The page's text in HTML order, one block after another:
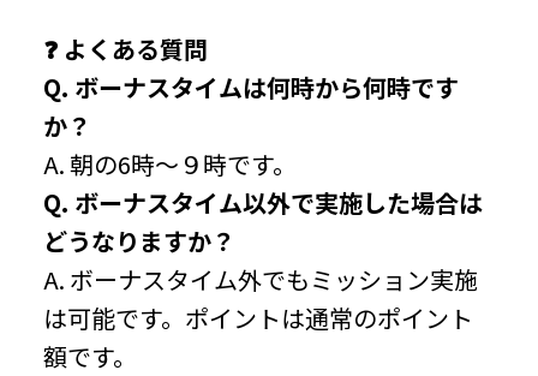
❓ よくある質問
Q. ボーナスタイムは何時から何時です
か？
A. 朝の6時～９時です。
Q. ボーナスタイム以外で実施した場合は
どうなりますか？
A. ボーナスタイム外でもミッション実施
は可能です。ポイントは通常のポイント
額です。